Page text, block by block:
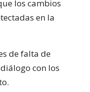
los cambios
en la
de falta de
con los